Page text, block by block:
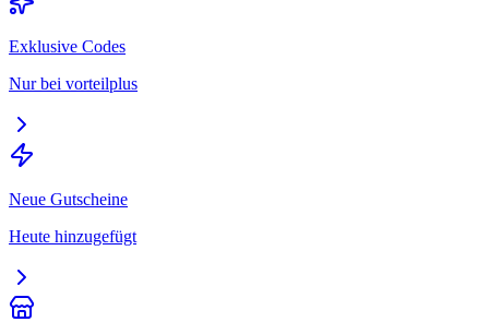
Exklusive Codes
Nur bei vorteilplus
Neue Gutscheine
Heute hinzugefügt